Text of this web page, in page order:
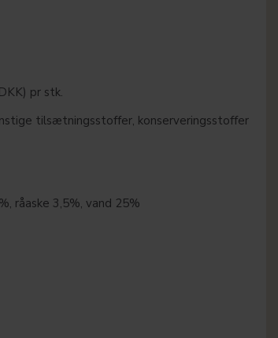
) pr stk.
tilsætningsstoffer, konserveringsstoffer
råaske 3,5%, vand 25%